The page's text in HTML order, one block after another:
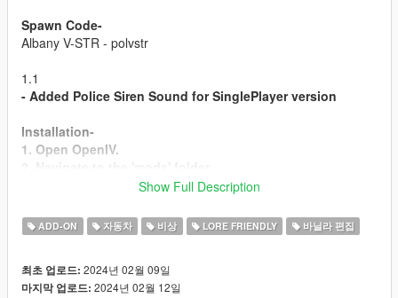
Spawn Code-
Albany V-STR - polvstr
1.1
- Added Police Siren Sound for SinglePlayer version
Installation-
1. Open OpenIV.
3. Move "polvstr" folder to mods/update/x64/dlcpacks
5. Add the following line to the bottom: dlcpacks:/polvstr/
Credits-
Show Full Description
ADD-ON 자동차 비상 LORE FRIENDLY 바닐라 편집
최초 업로드: 2024년 02월 09일
마지막 업로드: 2024년 02월 12일